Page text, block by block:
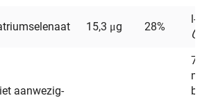
15,3 μg 28%
l-
aanwezig-